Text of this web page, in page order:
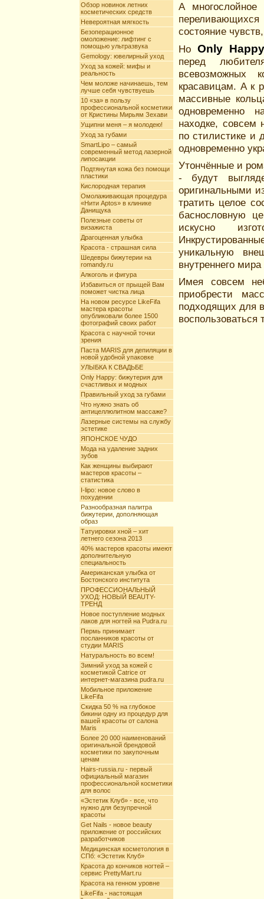
Обзор новинок летних
косметических средств
Невероятная мягкость
Безоперационное
омоложение: лифтинг с
помощью ультразвука
Gemology: ювелирный уход
Уход за кожей: мифы и
реальность
Чем моложе начинаешь, тем
лучше себя чувствуешь
10 «за» в пользу
профессиональной косметики
от Кристины Мирьям Зехави
Ущипни меня – я молодею!
Уход за губами
SmartLipo – самый
современный метод лазерной
липосакции
Подтянутая кожа без помощи
пластики
Кислородная терапия
Омолаживающая процедура
«Нити Aptos» в клинике
Данищука
Полезные советы от
визажиста
Драгоценная улыбка
Красота - страшная сила
Шедевры бижутерии на
romandy.ru
Алкоголь и фигура
Избавиться от прыщей Вам
поможет чистка лица
На новом ресурсе LikeFifa
мастера красоты
опубликовали более 1500
фотографий своих работ
Красота с научной точки
зрения
Паста MARIS для депиляции в
новой удобной упаковке
УЛЫБКА К СВАДЬБЕ
Only Happy: бижутерия для
счастливых и модных
Правильный уход за губами
Что нужно знать об
антицеллюлитном массаже?
Лазерные системы на службу
эстетике
ЯПОНСКОЕ ЧУДО
Мода на удаление задних
зубов
Как женщины выбирают
мастеров красоты –
статистика
I-lipo: новое слово в
похудении
Разнообразная палитра
бижутерии, дополняющая
образ
Татуировки хной – хит
летнего сезона 2013
40% мастеров красоты имеют
дополнительную
специальность
Американская улыбка от
Бостонского института
ПРОФЕССИОНАЛЬНЫЙ
УХОД: НОВЫЙ BEAUTY-
ТРЕНД
Новое поступление модных
лаков для ногтей на Pudra.ru
Пермь принимает
посланников красоты от
студии MARIS
Натуральность во всем!
Зимний уход за кожей с
косметикой Catrice от
интернет-магазина pudra.ru
Мобильное приложение
LikeFifa
Скидка 50 % на глубокое
бикини одну из процедур для
вашей красоты от салона
Maris
Более 20 000 наименований
оригинальной брендовой
косметики по закупочным
ценам
Hairs-russia.ru - первый
официальный магазин
профессиональной косметики
для волос
«Эстетик Клуб» - все, что
нужно для безупречной
красоты
Get Nails - новое beauty
приложение от российских
разработчиков
Медицинская косметология в
СПб: «Эстетик Клуб»
Красота до кончиков ногтей –
сервис PrettyMart.ru
Красота на генном уровне
LikeFifa - настоящая
А
состояние
НоOnly
перед
всевозможных
красавицам. А к
массивные
одновременно
находке, совсем
по стилистике и
одновременно
Утончённые и
- будут
оригинальными
тратить целое
баснословную
искусно
уникальную
внутреннего
Имея совсем
приобрести
подходящих для